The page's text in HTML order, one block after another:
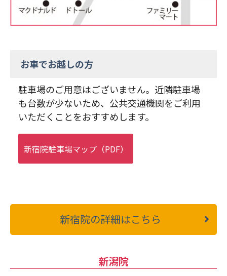
お車でお越しの方
駐車場のご用意はございません。近隣駐車場
も台数が少ないため、公共交通機関をご利用
いただくことをおすすめします。
新宿院駐車場マップ（PDF）
新宿院の詳細はこちら
新潟院